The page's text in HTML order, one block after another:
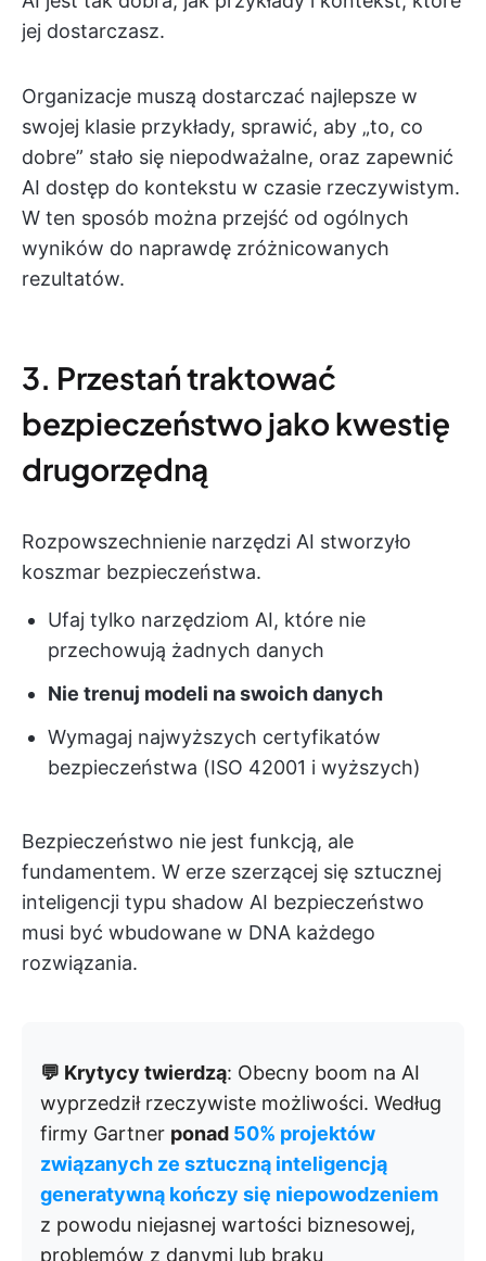
jej dostarczasz.
Organizacje muszą dostarczać najlepsze w
swojej klasie przykłady, sprawić, aby „to, co
dobre” stało się niepodważalne, oraz zapewnić
AI dostęp do kontekstu w czasie rzeczywistym.
W ten sposób można przejść od ogólnych
wyników do naprawdę zróżnicowanych
rezultatów.
3. Przestań traktować
bezpieczeństwo jako kwestię
drugorzędną
Rozpowszechnienie narzędzi AI stworzyło
koszmar bezpieczeństwa.
Ufaj tylko narzędziom AI, które nie
przechowują żadnych danych
Nie trenuj modeli na swoich danych
Wymagaj najwyższych certyfikatów
bezpieczeństwa (ISO 42001 i wyższych)
Bezpieczeństwo nie jest funkcją, ale
fundamentem. W erze szerzącej się sztucznej
inteligencji typu shadow AI bezpieczeństwo
musi być wbudowane w DNA każdego
rozwiązania.
💬 Krytycy twierdzą: Obecny boom na AI
wyprzedził rzeczywiste możliwości. Według
firmy Gartner ponad 50% projektów
związanych ze sztuczną inteligencją
generatywną kończy się niepowodzeniem
z powodu niejasnej wartości biznesowej,
problemów z danymi lub braku